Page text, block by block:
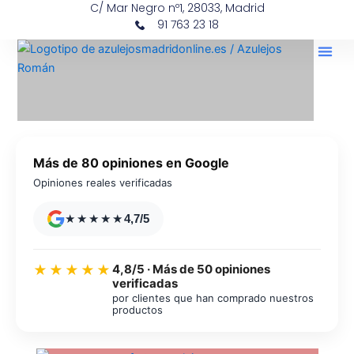
contenido
C/ Mar Negro nº1, 28033, Madrid
91 763 23 18
Más de 80 opiniones en Google
Opiniones reales verificadas
★★★★★4,7/5
★★★★★ 4,8/5 · Más de 50 opiniones
verificadas
por clientes que han comprado nuestros
productos